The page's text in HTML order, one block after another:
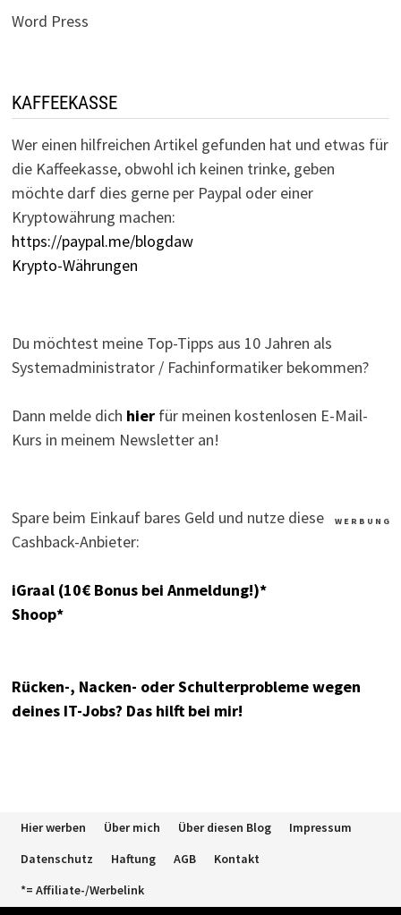
Word Press
KAFFEEKASSE
Wer einen hilfreichen Artikel gefunden hat und etwas für
die Kaffeekasse, obwohl ich keinen trinke, geben
möchte darf dies gerne per Paypal oder einer
Kryptowährung machen:
https://paypal.me/blogdaw
Krypto-Währungen
Du möchtest meine Top-Tipps aus 10 Jahren als
Systemadministrator / Fachinformatiker bekommen?
Dann melde dich hierfür meinen kostenlosen E-Mail-
Kurs in meinem Newsletter an!
W E R B U N G
Spare beim Einkauf bares Geld und nutze diese
Cashback-Anbieter:
iGraal (10€ Bonus bei Anmeldung!)*
Shoop*
Rücken-, Nacken- oder Schulterprobleme wegen
deines IT-Jobs? Das hilft bei mir!
Hier werben Über mich Über diesen Blog
Impressum
Datenschutz
Haftung AGB
Kontakt
*= Affiliate-/Werbelink